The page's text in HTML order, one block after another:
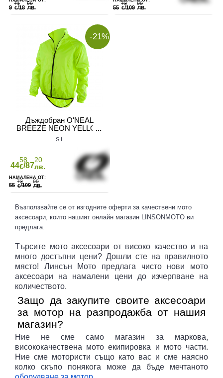
9
71
€/18
99
ЛВ.
55
73
€/109
00
ЛВ.
-21%
Дъждобран O'NEAL
BREEZE NEON YELLOW
S
44
58
€/87
20
лв.
55
73
€/109
00
ЛВ.
Възползвайте се от изгодните оферти за качествени мото
аксесоари, които нашият онлайн магазин LINSONMOTO ви
предлага.
Търсите мото аксесоари от високо качество и на
много достъпни цени? Дошли сте на правилното
място! Линсън Мото предлага чисто нови мото
аксесоари на намалени цени до изчерпване на
количеството.
Защо да закупите своите аксесоари
за мотор на разпродажба от нашия
магазин?
Ние не сме само магазин за маркова,
висококачествена мото екипировка и мото части.
Ние сме мотористи също като вас и сме наясно
колко скъпо понякога може да бъде мечтаното